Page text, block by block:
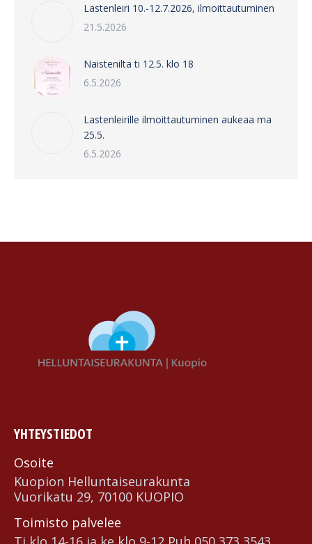
Lastenleiri 10.-12.7.2026, ilmoittautuminen
21.5.2026
Naistenilta ti 12.5. klo 18
6.5.2026
Lastenleirille ilmoittautuminen aukeaa ma
25.5.
6.5.2026
YHTEYSTIEDOT
Osoite
Kuopion Helluntai­seurakunta
Vuorikatu 29, 70100 KUOPIO
Toimisto palvelee